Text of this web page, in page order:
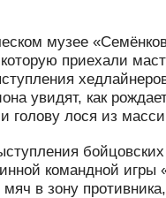
музее
приехали
увидят, как
голову лося из
командной игры
в зону